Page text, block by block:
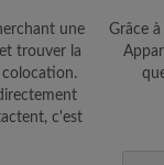
Je souhaite recevoir
jour du compte par e-
une
trouver la
c'est
Grâce